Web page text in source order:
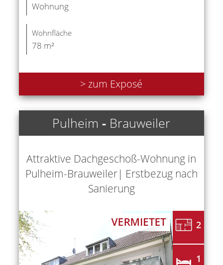
Wohnung
Wohnfläche
78 m²
> zum Exposé
Pulheim - Brauweiler
Attraktive Dachgeschoß-Wohnung in
Pulheim-Brauweiler| Erstbezug nach
Sanierung
2
1